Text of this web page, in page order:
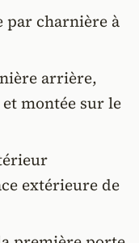
par charnière à
arrière,
montée sur le
extérieure de